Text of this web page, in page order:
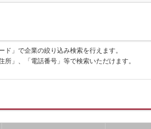
」で企業の絞り込み検索を行えます。
」、「電話番号」等で検索いただけます。